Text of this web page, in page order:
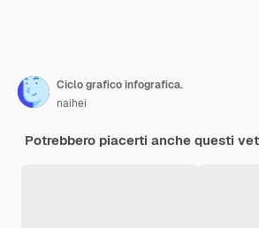
Ciclo grafico infografica.
naihei
Potrebbero piacerti anche questi